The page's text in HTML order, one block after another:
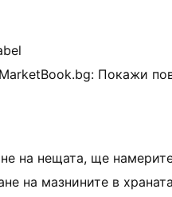
Покажи
на нещата, ще
на мазнините в